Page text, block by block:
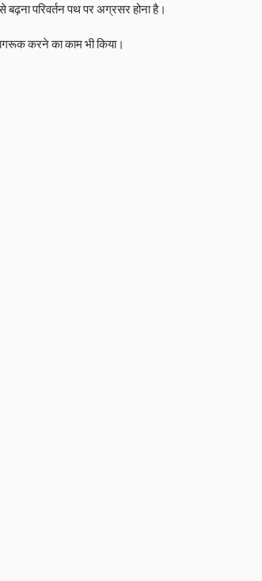
परिवर्तन पथ पर अग्रसर होना है।
करने का काम भी किया।